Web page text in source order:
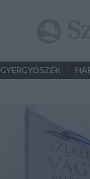
GYERGYÓSZÉK •